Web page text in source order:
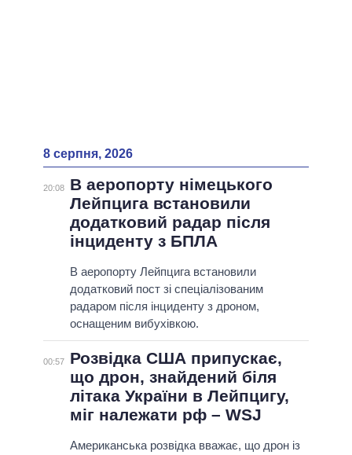
8 серпня, 2026
20:08
В аеропорту німецького
Лейпцига встановили
додатковий радар після
інциденту з БПЛА
В аеропорту Лейпцига встановили
додатковий пост зі спеціалізованим
радаром після інциденту з дроном,
оснащеним вибухівкою.
00:57
Розвідка США припускає,
що дрон, знайдений біля
літака України в Лейпцигу,
міг належати рф – WSJ
Американська розвідка вважає, що дрон із